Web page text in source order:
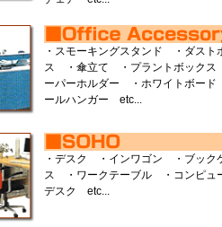
・スモーキングスタンド ・ダスト
ス ・傘立て ・プラントボック
ーパーホルダー ・ホワイトボー
ールハンガー etc...
・デスク ・インワゴン ・ブック
ス ・ワークテーブル ・コンピュ
デスク etc...